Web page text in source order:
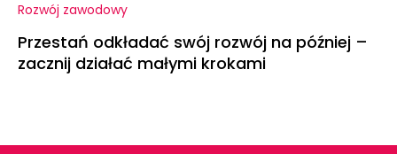
Rozwój zawodowy
Przestań odkładać swój rozwój na później –
zacznij działać małymi krokami